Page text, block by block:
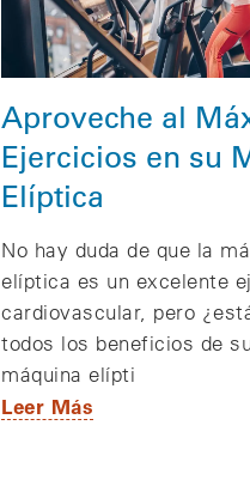
Aproveche al
Ejercicios en su
Elíptica
No hay duda de que la
elíptica es un excelente
cardiovascular, pero
todos los beneficios de
máquina elípti
Leer Más